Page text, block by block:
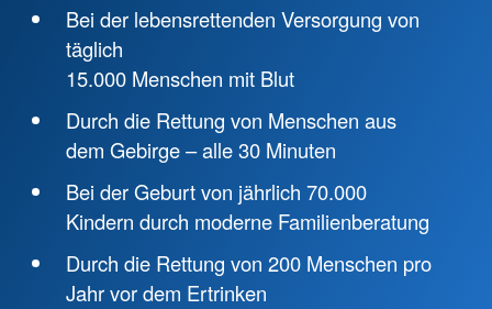
Bei der lebensrettenden Versorgung von
täglich
15.000 Menschen mit Blut
Durch die Rettung von Menschen aus
dem Gebirge – alle 30 Minuten
Bei der Geburt von jährlich 70.000
Kindern durch moderne Familienberatung
Durch die Rettung von 200 Menschen pro
Jahr vor dem Ertrinken